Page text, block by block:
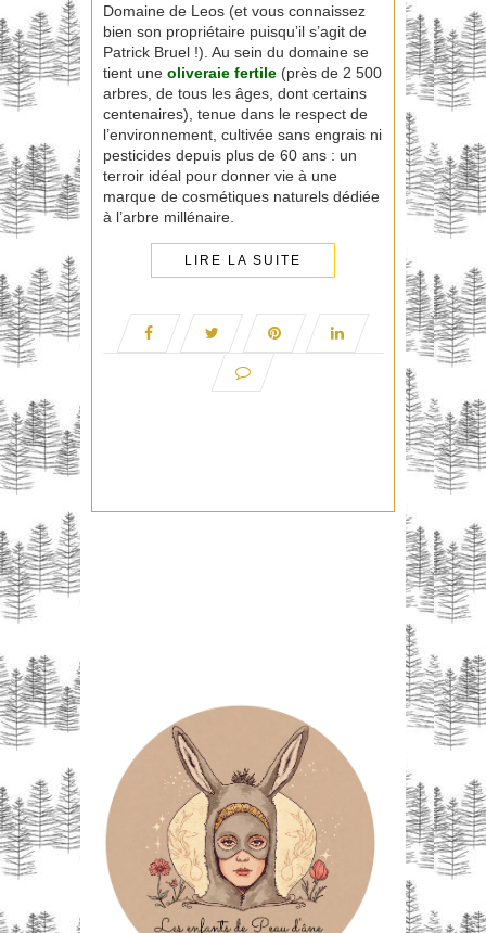
Domaine de Leos (et vous connaissez
bien son propriétaire puisqu’il s’agit de
Patrick Bruel !). Au sein du domaine se
tient une oliveraie fertile (près de 2 500
arbres, de tous les âges, dont certains
centenaires), tenue dans le respect de
l’environnement, cultivée sans engrais ni
pesticides depuis plus de 60 ans : un
terroir idéal pour donner vie à une
marque de cosmétiques naturels dédiée
à l’arbre millénaire.
LIRE LA SUITE